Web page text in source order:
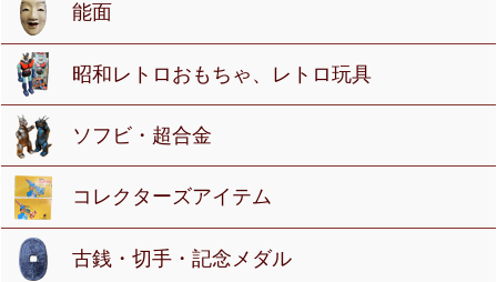
能面
昭和レトロおもちゃ、レトロ玩具
ソフビ・超合金
コレクターズアイテム
古銭・切手・記念メダル